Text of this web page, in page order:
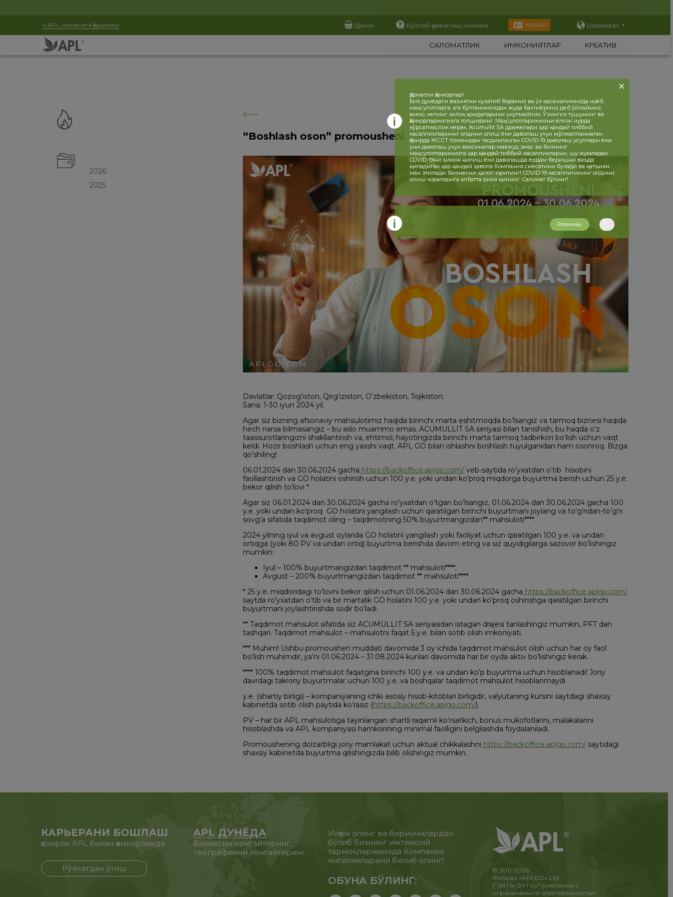
+ APL оиласига қўшилиш Дўкон Қўллаб-қувватлаш хизмати КИРИШ Uzbekistan
САЛОМАТЛИК ИМКОНИЯТЛАР КРЕАТИВ
2026
2025
“Boshlash oson” promousheni
Davlatlar: Qozog’iston, Qirg’iziston, O’zbekiston, Tojikiston.
Sana: 1-30 iyun 2024 yil.
Agar siz bizning afsonaviy mahsulotimiz haqida birinchi marta eshitmoqda bo’lsangiz va tarmoq biznesi haqida
hech narsa bilmasangiz – bu aslo muammo emas. ACUMULLIT SA seriyasi bilan tanishish, bu haqda o’z
taassurotlaringizni shakllantirish va, ehtimol, hayotingizda birinchi marta tarmoq tadbirkori bo’lish uchun vaqt
keldi. Hozir boshlash uchun eng yaxshi vaqt. APL GO bilan ishlashni boshlash tuyulganidan ham osonroq. Bizga
qo’shiling!
06.01.2024 dan 30.06.2024 gacha https://backoffice.aplgo.com/veb-saytida ro’yxatdan o’tib hisobini
faollashtirish va GO holatini oshirish uchun 100 y.e. yoki undan ko’proq miqdorga buyurtma berish uchun 25 y.e.
bekor qilish to’lovi *.
Agar siz 06.01.2024 dan 30.06.2024 gacha ro’yxatdan o’tgan bo’lsangiz, 01.06.2024 dan 30.06.2024 gacha 100
y.e. yoki undan ko’proq GO holatini yangilash uchun qaratilgan birinchi buyurtmani joylang va to’g’ridan-to’g’ri
sovg’a sifatida taqdimot oling – taqdimotning 50% buyurtmangizdan** mahsuloti****.
2024 yilning iyul va avgust oylarida GO holatini yangilash yoki faoliyat uchun qaratilgan 100 y.e. va undan
ortiqga (yoki 80 PV va undan ortiq) buyurtma berishda davom eting va siz quyidigilarga sazovor bo’lishingiz
mumkin:
Iyul – 100% buyurtmangizdan taqdimot ** mahsuloti****;
Avgust – 200% buyurtmangizdan taqdimot ** mahsuloti****.
* 25 y.e. miqdoridagi to’lovni bekor qilish uchun 01.06.2024 dan 30.06.2024 gacha https://backoffice.aplgo.com/
saytda ro’yxatdan o’tib va bir martalik GO holatini 100 y.e. yoki undan ko’proq oshirishga qaratilgan birinchi
buyurtmani joylashtirishda sodir bo’ladi.
** Taqdimot mahsulot sifatida siz ACUMULLIT SA seriyasidan istagan drajesi tanlashingiz mumkin, PFT dan
tashqari. Taqdimot mahsulot – mahsulotni faqat 5 y.e. bilan sotib olish imkoniyati.
*** Muhim! Ushbu promoushen muddati davomida 3 oy ichida taqdimot mahsulot olish uchun har oy faol
bo’lish muhimdir, ya’ni 01.06.2024 – 31.08.2024 kunlari davomida har bir oyda aktiv bo’lishingiz kerak.
**** 100% taqdimot mahsulot faqatgina birinchi 100 y.e. va undan ko’p buyurtma uchun hisoblanadi! Joriy
davrdagi takroriy buyurtmalar uchun 100 y.e. va boshqalar taqdimot mahsulot hisoblanmaydi
y.e. (shartiy birligi) – kompaniyaning ichki asosiy hisob-kitoblari birligidir, valyutaning kursini saytdagi shaxsiy
kabinetda sotib olish paytida ko’rasiz (https://backoffice.aplgo.com/).
PV – har bir APL mahsulotiga tayinlangan shartli raqamli ko’rsatkich, bonus mukofotlarini, malakalarini
hisoblashda va APL kompaniyasi hamkorining minimal faolligini belgilashda foydalaniladi.
Promoushening dolzarbligi joriy mamlakat uchun aktual chikkalashni https://backoffice.aplgo.com/saytidagi
shaxsiy kabinetda buyurtma qilishingizda bilib olishingiz mumkin.
КАРЬЕРАНИ БОШЛАШ
ҳозироқ APL билан ҳамкорликда
Рўйхатдан ўтиш
APL ДУНЁДА
Бизнесни кенгайтиринг,
географияни кенгайтиринг.
Илҳом олинг ва биринчилардан
бўлиб бизнинг ижтимоий
тармоқларимизда Компания
янгиликларини билиб олинг!
ОБУНА БЎЛИНГ:
© 2011-2026
Филиал «APLGO» Ltd.
("Эй Пи Эл Гоу" компания с
ограниченной ответсвенностью
Ҳурматли Ҳамкорлар!
Биз дунёдаги вазиятни кузатиб борамиз ва ўз арсеналимизда ноёб
маҳсулотларга эга бўлганимиздан жуда бахтиёрмиз деб ўйлаймиз,
аммо, келинг, ахлоқ қоидаларини унутмайлик. Ўзингиз тушунинг ва
Ҳамкорларингизга топширинг. Маҳсулотларимизни ёлғон нурда
кўрсатмаслик керак. Acumullit SA дражелари ҳар қандай тиббий
касалликларнинг олдини олиш ёки даволаш учун мўлжалланмаган.
Ҳозирда ЖССТ томонидан тасдиқланган COVID-19 даволаш усуллари ёки
уни даволаш учун ваксиналар мавжуд эмас ва бизнинг
маҳсулотларимизга ҳар қандай тиббий касалликларни, шу жумладан
COVID-19ни ҳимоя қилиш ёки даволашда ёрдам беришни ваъда
қиладиган ҳар қандай ҳавола Компания сиёсатини бузади ва қатъиян
ман этилади. Бизнесни ҳалол юритинг! COVID-19 касаллигининг олдини
олиш чораларига албатта риоя қилинг. Саломат бўлинг!
Розиман